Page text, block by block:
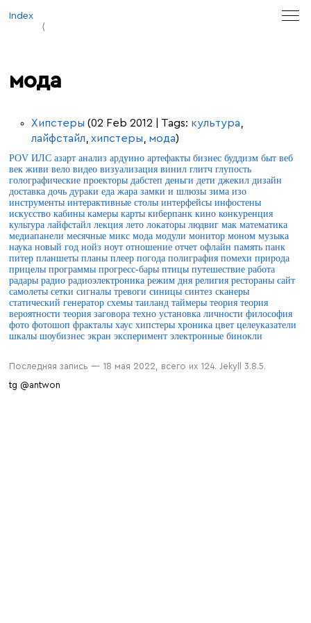
Index
мода
Хипстеры (02 Feb 2012 | Tags: культура
лайфстайл ,хипстеры мода)
POV ИЛС азарт анализ ардуино артефакты бизнес буддизм быт веб
век живи вело видео визуализация винил глитч глупость
голографические проекторы дабстеп деньги дети джекил дизайн
доставка дочь дураки еда жара замки и шлюзы зима изо
инструменты интерактивные столы интерфейсы инфостены
искусство кабины камеры карты киберпанк кино конкуренция
культура лайфстайл лекция лето локаторы людвиг мак математика
медиапанели месячные микс мода модули монитор моном музыка
наука новый год нойз ноут отношение отчет офлайн память панк
питер планшеты планы плеер погода полиграфия помехи природа
прицелы программы прогресс-бары птицы путешествие работа
радары радио радиоэлектроника режим дня религия рестораны сайт
самолеты сетки сигналы тревоги синицы синтез сканеры
статический генератор схемы таиланд таймеры теория теория
вероятности теория заговора техно установка личности философия
фото фотошоп фракталы хаус хипстеры хроника цвет целеуказатели
шкалы шоубизнес экран эксперимент электронные бинокли
Последняя запись — 18 мая 2022, всего их 124. Jekyll 3.8.5.
tg @antwon